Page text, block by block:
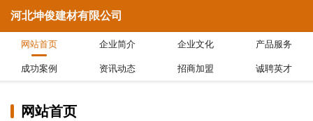
河北坤俊建材有限公司
网站首页 企业简介 企业文化 产品服务
成功案例 资讯动态 招商加盟 诚聘英才
网站首页